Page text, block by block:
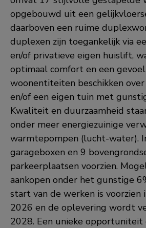
opgebouwd uit een
daarboven een ruime
duplexen zijn toegankelijk via
en/of privatieve eigen huislift,
optimaal comfort en een
woonentiteiten beschikken
en/of een eigen tuin met
Kwaliteit en duurzaamheid
onder meer energiezuinige
warmtepompen (lucht-water).
garageboxen en 9
parkeerplaatsen voorzien.
aankopen onder het gunstige
start van de werken is voorzien
2026 en de oplevering wordt
2028. Een unieke opportuniteit